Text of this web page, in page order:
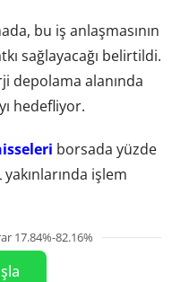
bu iş anlaşmasının
sağlayacağı belirtildi.
depolama alanında
hedefliyor.
borsada yüzde
yakınlarında işlem
17.84%-82.16%